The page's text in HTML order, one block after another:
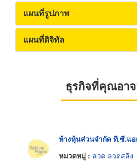
แผนที่รูปภาพ
แผนที่ดิจิทัล
ธุรกิจที่คุณอา
ห้างหุ้นส่วนจำกัด ที.ซี.แอ
หมวดหมู่ : ลวด ลวดสลิง